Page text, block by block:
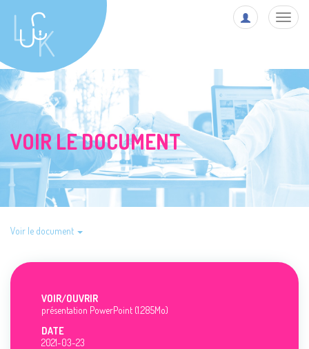
VOIR LE DOCUMENT
Voir le document
VOIR/OUVRIR
présentation PowerPoint (1.285Mo)
DATE
2021-03-23